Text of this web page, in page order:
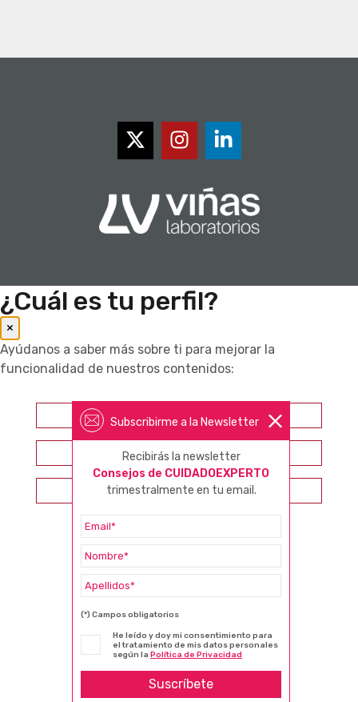
Subscribirme a la Newsletter
Recibirás la newsletter
Consejos de CUIDADOEXPERTO
trimestralmente en tu email.
(*) Campos obligatorios
He leído y doy mi consentimiento para
el tratamiento de mis datos personales
según la Política de Privacidad
Suscríbete
¿Cuál es tu perfil?
×
Ayúdanos a saber más sobre ti para mejorar la
funcionalidad de nuestros contenidos:
Farmacéutico
Otros profesionales sanitarios
Consumidor